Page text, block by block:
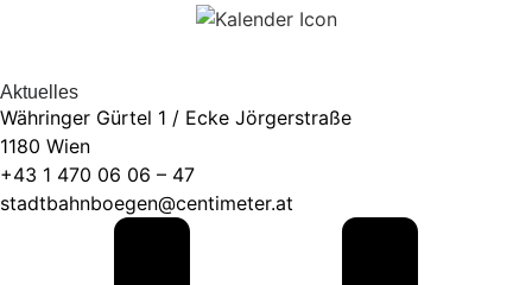
Aktuelles
Währinger Gürtel 1 / Ecke Jörgerstraße
1180 Wien
+43 1 470 06 06 – 47
stadtbahnboegen@centimeter.at